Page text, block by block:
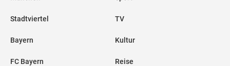
Stadtviertel
Bayern
FC Bayern
TV
Kultur
Reise